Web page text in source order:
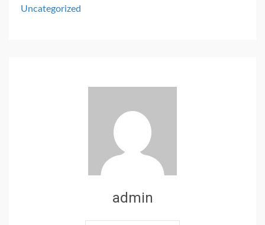
Uncategorized
admin